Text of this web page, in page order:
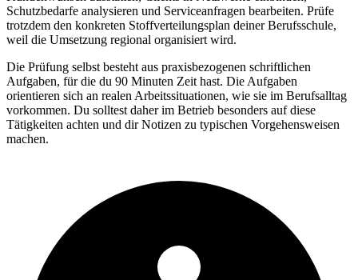
Schutzbedarfe analysieren und Serviceanfragen bearbeiten. Prüfe
trotzdem den konkreten Stoffverteilungsplan deiner Berufsschule,
weil die Umsetzung regional organisiert wird.
Die Prüfung selbst besteht aus praxisbezogenen schriftlichen
Aufgaben, für die du 90 Minuten Zeit hast. Die Aufgaben
orientieren sich an realen Arbeitssituationen, wie sie im Berufsalltag
vorkommen. Du solltest daher im Betrieb besonders auf diese
Tätigkeiten achten und dir Notizen zu typischen Vorgehensweisen
machen.